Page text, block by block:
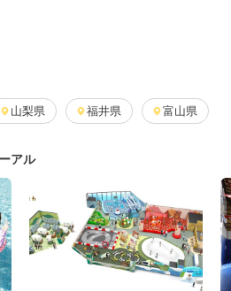
2024年4月のイベント 2026年5月の
春休み
2024年12月のイベント クリスマス
6月のイベント 夏休み（涼しい）
2023年12月のイベント クリスマス
山梨県 福井県 富山県
アル